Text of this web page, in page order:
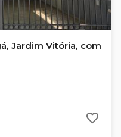
Jardim Vitória, com